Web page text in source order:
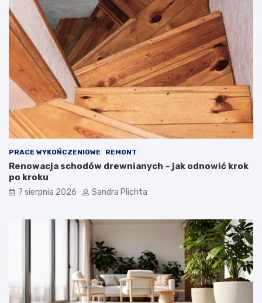
PRACE WYKOŃCZENIOWE REMONT
Renowacja schodów drewnianych – jak odnowić krok
po kroku
7 sierpnia 2026 Sandra Plichta